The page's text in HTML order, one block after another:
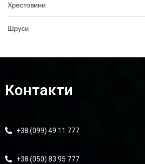
Хрестовини
Шруси
Контакти
+38 (099) 49 11 777
+38 (050) 83 95 777